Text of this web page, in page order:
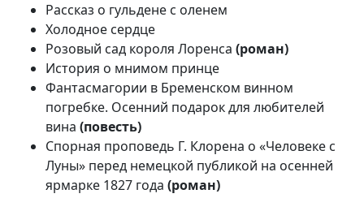
Рассказ о гульдене с оленем
Холодное сердце
Розовый сад короля Лоренса (роман)
История о мнимом принце
Фантасмагории в Бременском винном
погребке. Осенний подарок для любителей
вина (повесть)
Спорная проповедь Г. Клорена о «Человеке с
Луны» перед немецкой публикой на осенней
ярмарке 1827 года (роман)